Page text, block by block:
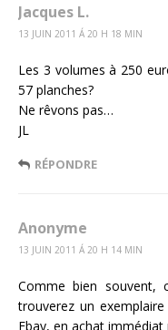
Jacques L.
13 JUIN 2011 Á 20 H 18 MIN
Les 3 volumes à 250
57 planches?
Ne rêvons pas…
JL
RÉPONDRE
Anonyme
13 JUIN 2011 Á 20 H 14 MIN
Comme bien souvent,
trouverez un
Ebay, en achat